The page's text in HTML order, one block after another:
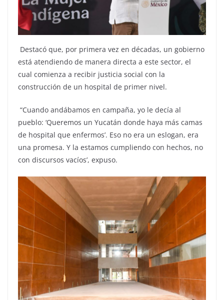
Destacó que, por primera vez en décadas, un gobierno
está atendiendo de manera directa a este sector, el
cual comienza a recibir justicia social con la
construcción de un hospital de primer nivel.
“Cuando andábamos en campaña, yo le decía al
pueblo: ‘Queremos un Yucatán donde haya más camas
de hospital que enfermos’. Eso no era un eslogan, era
una promesa. Y la estamos cumpliendo con hechos, no
con discursos vacíos’, expuso.